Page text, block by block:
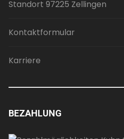
Standort 97225 Zellingen
Kontaktformular
Karriere
BEZAHLUNG